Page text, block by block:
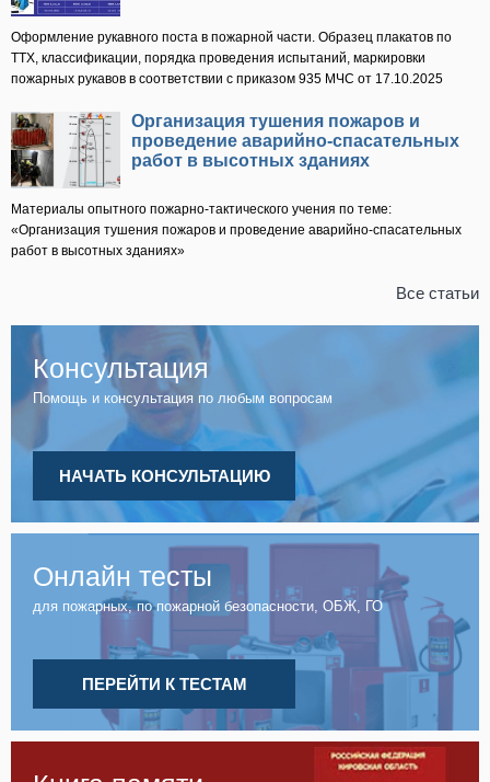
Оформление рукавного поста в пожарной части. Образец плакатов по
ТТХ, классификации, порядка проведения испытаний, маркировки
пожарных рукавов в соответствии с приказом 935 МЧС от 17.10.2025
Организация тушения пожаров и
проведение аварийно-спасательных
работ в высотных зданиях
Материалы опытного пожарно-тактического учения по теме:
«Организация тушения пожаров и проведение аварийно-спасательных
работ в высотных зданиях»
Все статьи
Консультация
Помощь и консультация по любым вопросам
НАЧАТЬ КОНСУЛЬТАЦИЮ
Онлайн тесты
для пожарных, по пожарной безопасности, ОБЖ, ГО
ПЕРЕЙТИ К ТЕСТАМ